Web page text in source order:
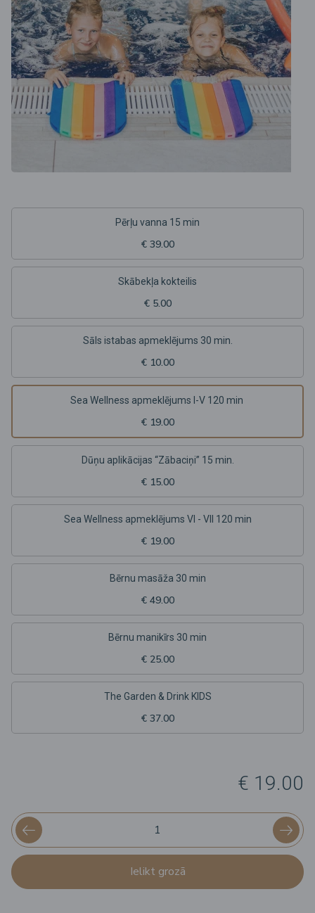
Pērļu vanna 15 min
€ 39.00
Skābekļa kokteilis
€ 5.00
Sāls istabas apmeklējums 30 min.
€ 10.00
Sea Wellness apmeklējums I-V 120 min
€ 19.00
Dūņu aplikācijas “Zābaciņi” 15 min.
€ 15.00
Sea Wellness apmeklējums VI - VII 120 min
€ 19.00
Bērnu masāža 30 min
€ 49.00
Bērnu manikīrs 30 min
€ 25.00
The Garden & Drink KIDS
€ 37.00
€ 19.00
Ielikt grozā